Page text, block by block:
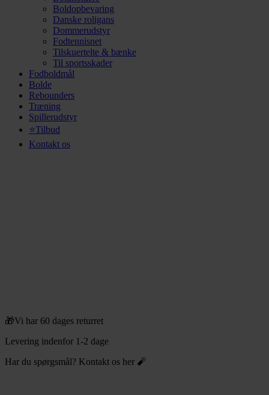
Boldopbevaring
Danske roligans
Dommerudstyr
Fodtennisnet
Tilskuertelte & bænke
Til sportsskader
Fodboldmål
Bolde
Rebounders
Træning
Spillerudstyr
⭐Tilbud
Kontakt os
🎁Vi har 60 dages returret
Levering indenfor 1-2 dage
Har du spørgsmål? Kontakt os her 🧨